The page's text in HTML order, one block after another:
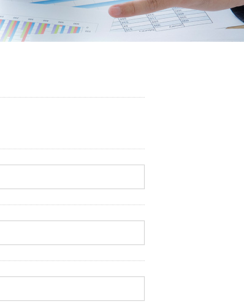
リーズ
トL・オートスライ
5811 メールでのお問合せ